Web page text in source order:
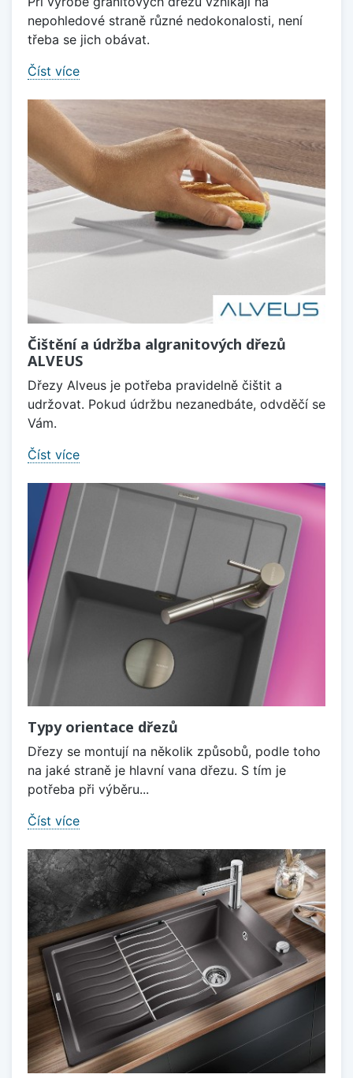
nepohledové straně různé nedokonalosti, není
třeba se jich obávat.
Číst více
Čištění a údržba algranitových dřezů
ALVEUS
Dřezy Alveus je potřeba pravidelně čištit a
udržovat. Pokud údržbu nezanedbáte, odvděčí se
Vám.
Číst více
Typy orientace dřezů
Dřezy se montují na několik způsobů, podle toho
na jaké straně je hlavní vana dřezu. S tím je
potřeba při výběru...
Číst více